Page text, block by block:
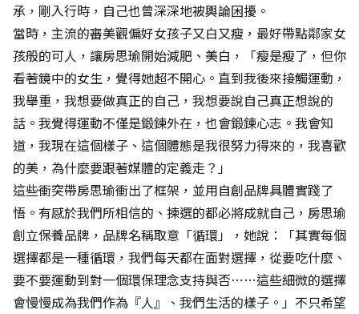
承，剛入行時，自己也曾深深地被輿論困擾。
當時，主流的審美觀偏好女孩子又白又瘦，最好帶點鄰家女
孩般的可人，讓房思瑜開始減肥、美白，「瘦是瘦了，但你
看著鏡中的女生，覺得她超不開心。直到我後來接觸運動，
我舉重，我想要做真正的自己，我想要說自己真正想說的
話。我覺得運動不僅是鍛鍊外在，也會鍛鍊心志。我會知
道，我現在這個樣子、這個體態是我很努力得來的，我喜歡
的美，為什麼要跟著媒體的定義走？」
這些衝突帶房思瑜衝出了框架，並用自創品牌具體實踐了
悟。有感於我們所相信的、揀選的都必將成就自己，房思瑜
創立保養品牌，品牌名稱取意「循環」，她說：「其實每個
選擇都是一種循環，我們每天都在面對選擇，從要吃什麼、
要不要運動到對一個環保理念支持與否⋯⋯這些細微的選擇
會慢慢成為我們作為『人』、我們生活的樣子。」不只希望